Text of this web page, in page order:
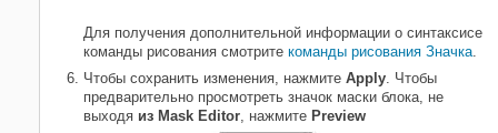
Для получения дополнительной информации о синтаксисе
команды рисования смотрите команды рисования Значка
Чтобы сохранить изменения, нажмите Apply . Чтобы
предварительно просмотреть значок маски блока, не
выходя из Mask Editor , нажмите Preview